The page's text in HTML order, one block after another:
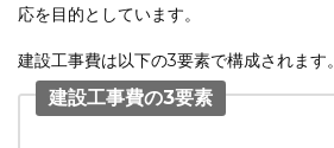
応を目的としています。
建設工事費は以下の3要素で構成されます。
建設工事費の3要素